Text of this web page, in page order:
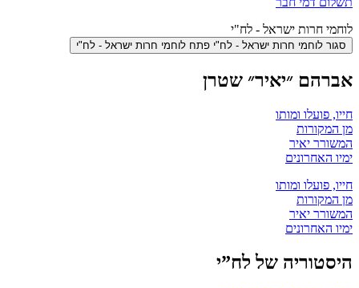
לוחמי חרות ישראל - לח"י
סגור לוחמי חרות ישראל - לח"י פתח לוחמי חרות ישראל - לח"י
אברהם ״יאיר״ שטרן
חייו, פועלו ומותו
מן המקורות
המשורר יאיר
ימיו האחרונים
חייו, פועלו ומותו
מן המקורות
המשורר יאיר
ימיו האחרונים
היסטוריה של לח”י